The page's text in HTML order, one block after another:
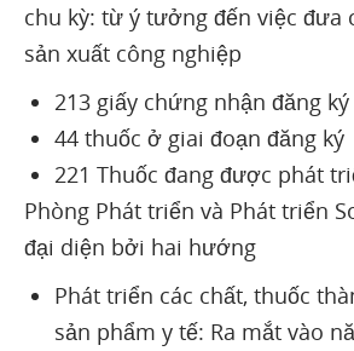
chu kỳ: từ ý tưởng đến việc đưa
sản xuất công nghiệp
213 giấy chứng nhận đăng ký
44 thuốc ở giai đoạn đăng ký
221 Thuốc đang được phát
Phòng Phát triển và Phát triển
đại diện bởi hai hướng
Phát triển các chất, thuốc
sản phẩm y tế: Ra mắt vào